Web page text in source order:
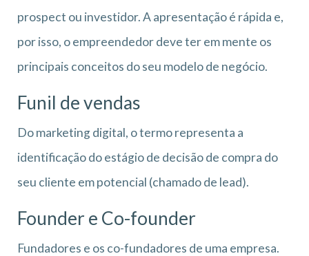
prospect ou investidor. A apresentação é rápida e,
por isso, o empreendedor deve ter em mente os
principais conceitos do seu modelo de negócio.
Funil de vendas
Do marketing digital, o termo representa a
identificação do estágio de decisão de compra do
seu cliente em potencial (chamado de lead).
Founder e Co-founder
Fundadores e os co-fundadores de uma empresa.